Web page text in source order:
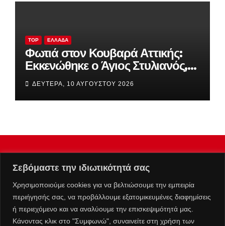
Σεβόμαστε την ιδιωτικότητά σας
Χρησιμοποιούμε cookies για να βελτιώσουμε την εμπειρία
περιήγησής σας, να προβάλλουμε εξατομικευμένες διαφημίσεις
ή περιεχόμενο και να αναλύουμε την επισκεψιμότητά μας.
Κάνοντας κλικ στο "Συμφωνώ", συναινείτε στη χρήση των
TOP ΕΛΛΆΔΑ
Φωτιά στον Κουβαρά Αττικής:
Εκκενώθηκε ο Άγιος Στυλιανός,
στις φλόγες εργοστάσιο, κάηκαν
κτηνοτροφικές μονάδες
ΔΕΥΤΈΡΑ, 10 ΑΥΓΟΎΣΤΟΥ 2026